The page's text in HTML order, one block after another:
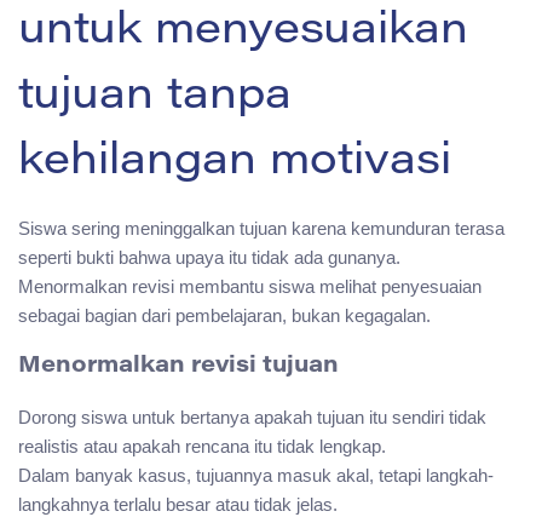
untuk menyesuaikan
tujuan tanpa
kehilangan motivasi
Siswa sering meninggalkan tujuan karena kemunduran terasa
seperti bukti bahwa upaya itu tidak ada gunanya.
Menormalkan revisi membantu siswa melihat penyesuaian
sebagai bagian dari pembelajaran, bukan kegagalan.
Menormalkan revisi tujuan
Dorong siswa untuk bertanya apakah tujuan itu sendiri tidak
realistis atau apakah rencana itu tidak lengkap.
Dalam banyak kasus, tujuannya masuk akal, tetapi langkah-
langkahnya terlalu besar atau tidak jelas.